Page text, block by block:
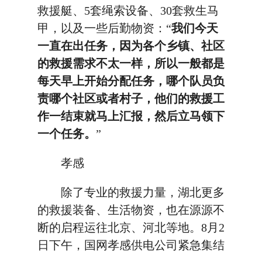
救援艇、5套绳索设备、30套救生马
甲，以及一些后勤物资：“我们今天
一直在出任务，因为各个乡镇、社区
的救援需求不太一样，所以一般都是
每天早上开始分配任务，哪个队员负
责哪个社区或者村子，他们的救援工
作一结束就马上汇报，然后立马领下
一个任务。 ”
孝感
除了专业的救援力量，湖北更多
的救援装备、生活物资，也在源源不
断的启程运往北京、河北等地。8月2
日下午，国网孝感供电公司紧急集结